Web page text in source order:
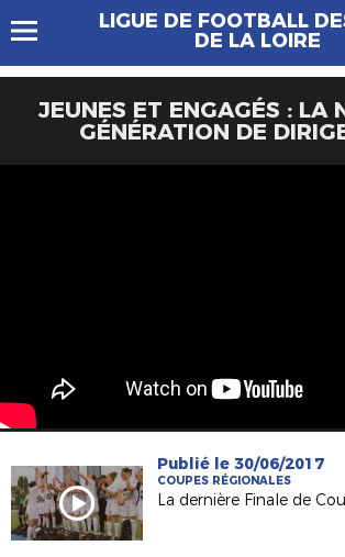
LIGUE DE FOOTBALL
DE LA LOIRE
JEUNES ET ENGAGÉS : LA
GÉNÉRATION DE
Publié le 30/06/2017
COUPES RÉGIONALES